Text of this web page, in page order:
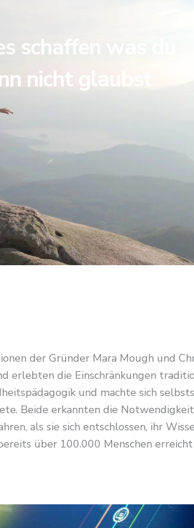
schaffen was du
nicht glaubst
der Gründer Mara Mough und
erlebten die Einschränkungen
und machte sich
Beide erkannten die
als sie sich entschlossen, ihr
über 100.000 Menschen